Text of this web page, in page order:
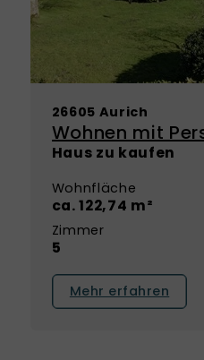
26605 Aurich
Haus zu kaufen
Wohnfläche
ca. 122,74 m²
Zimmer
5
Mehr erfahren